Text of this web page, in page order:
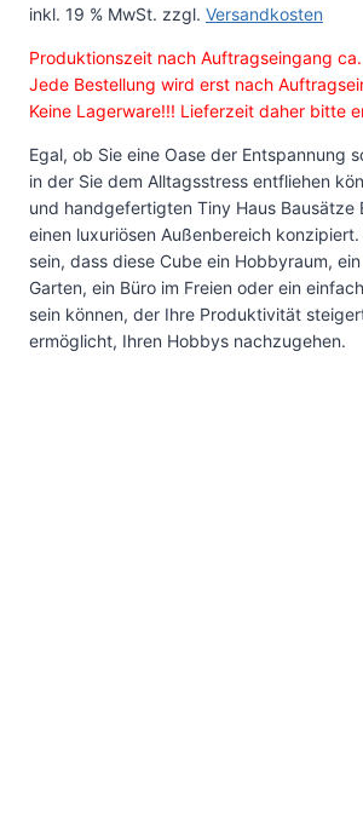
inkl. 19 % MwSt. zzgl. Versandkosten
Produktionszeit nach Auftragseingang
Jede Bestellung wird erst nach
Keine Lagerware!!! Lieferzeit daher bitte
Egal, ob Sie eine Oase der Entspannung
in der Sie dem Alltagsstress entfliehen
und handgefertigten Tiny Haus Bausätze
einen luxuriösen Außenbereich
sein, dass diese Cube ein Hobbyraum,
Garten, ein Büro im Freien oder ein
sein können, der Ihre Produktivität
ermöglicht, Ihren Hobbys nachzugehen.